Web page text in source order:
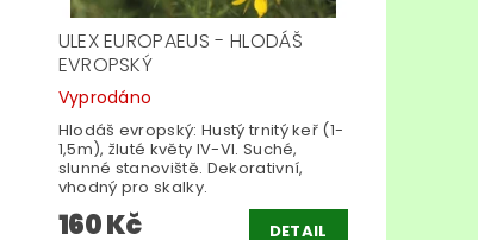
ULEX EUROPAEUS - HLODÁŠ
EVROPSKÝ
Vyprodáno
Hlodáš evropský: Hustý trnitý keř (1-
1,5m), žluté květy IV-VI. Suché,
slunné stanoviště. Dekorativní,
vhodný pro skalky.
160 Kč DETAIL